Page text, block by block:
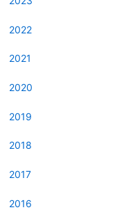
2022
2021
2020
2019
2018
2017
2016